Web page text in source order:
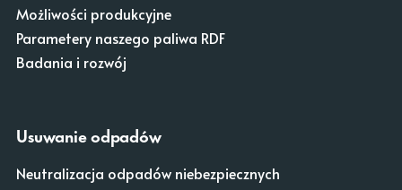
Możliwości produkcyjne
Parametery naszego paliwa RDF
Badania i rozwój
Usuwanie odpadów
Neutralizacja odpadów niebezpiecznych